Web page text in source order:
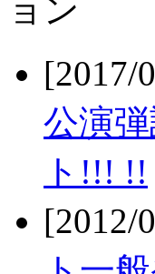
公演
ト!!! !!